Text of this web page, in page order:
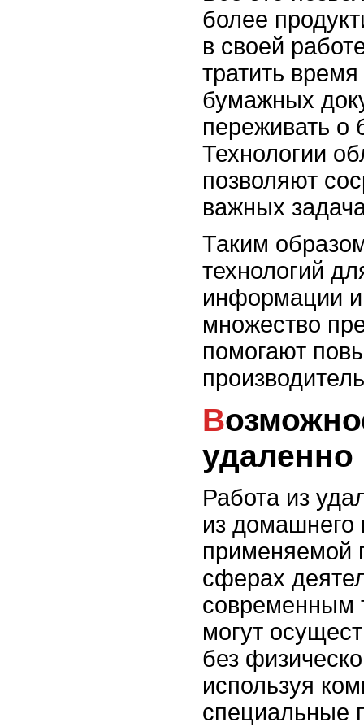
более
в своей
тратить
бумажных
переживать о
Технологии
позволяют
важных
Таким
технологий
информации
множество
помогают
Возможность работать
удаленно
Работа из
из домашнего
применяемой
сферах
современным
могут
без
используя
специальные